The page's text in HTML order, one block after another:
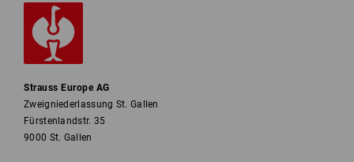
Strauss Europe AG
Zweigniederlassung St. Gallen
Fürstenlandstr. 35
9000 St. Gallen